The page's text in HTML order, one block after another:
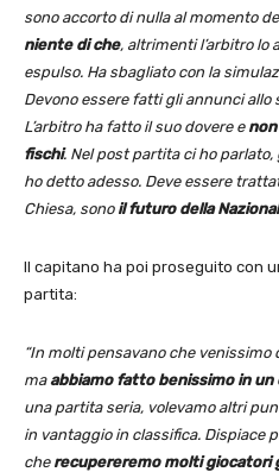
sono accorto di nulla al momento
niente di che, altrimenti l’arbitro lo
espulso. Ha sbagliato con la
Devono essere fatti gli annunci allo
L’arbitro ha fatto il suo dovere e
fischi. Nel post partita ci ho
ho detto adesso. Deve essere
Chiesa, sono il futuro della
Il capitano ha poi proseguito con
partita:
“In molti pensavano che
maabbiamo fatto benissimo in un
una partita seria, volevamo altri
in vantaggio in classifica. Dispiace
che recupereremo molti giocatori